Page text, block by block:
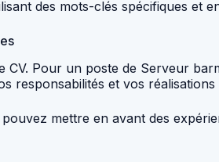
des mots-clés spécifiques
Pour un poste de Serveur
responsabilités et vos
mettre en avant des